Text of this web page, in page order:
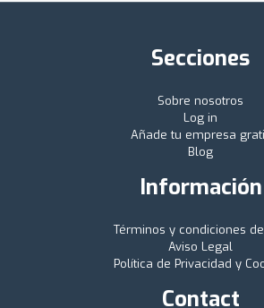
Secciones
Sobre nosotros
Log in
Añade tu empresa
Blog
Información
Términos y condiciones
Aviso Legal
Política de Privacidad y
Contact